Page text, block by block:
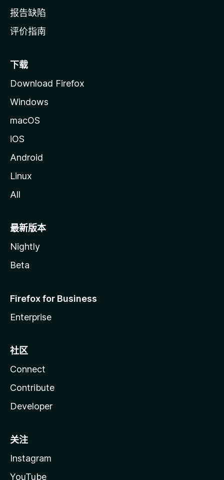
报告缺陷
评价指南
下载
Download Firefox
Windows
macOS
iOS
Android
Linux
All
最新版本
Nightly
Beta
Firefox for Business
Enterprise
社区
Connect
Contribute
Developer
关注
Instagram
YouTube